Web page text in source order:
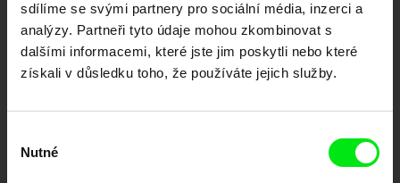
sdílíme se svými partnery pro sociální média, inzerci a
analýzy. Partneři tyto údaje mohou zkombinovat s
dalšími informacemi, které jste jim poskytli nebo které
získali v důsledku toho, že používáte jejich služby.
souhlasu
Nutné
Portál DAFilms.cz je výsledkem tvůrčí spolupráce 7 klíčových evropských
festivalů dokumentárního filmu sdružených do Doc Alliance. Naším cílem je
posouvat hranice dokumentárního filmu, propagovat jeho rozmanitost a
podporovat kvalitní autorské filmy.
Členové Doc Alliance